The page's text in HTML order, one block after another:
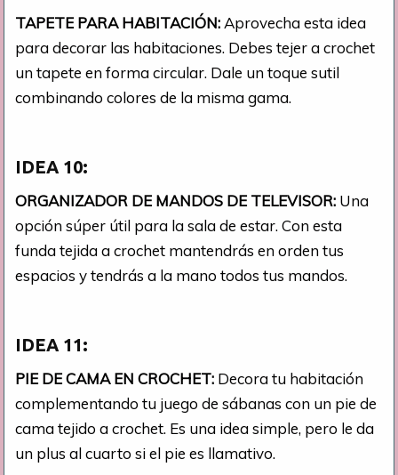
TAPETE PARA HABITACIÓN: Aprovecha esta idea
para decorar las habitaciones. Debes tejer a crochet
un tapete en forma circular. Dale un toque sutil
combinando colores de la misma gama.
IDEA 10:
ORGANIZADOR DE MANDOS DE TELEVISOR: Una
opción súper útil para la sala de estar. Con esta
funda tejida a crochet mantendrás en orden tus
espacios y tendrás a la mano todos tus mandos.
IDEA 11:
PIE DE CAMA EN CROCHET: Decora tu habitación
complementando tu juego de sábanas con un pie de
cama tejido a crochet. Es una idea simple, pero le da
un plus al cuarto si el pie es llamativo.